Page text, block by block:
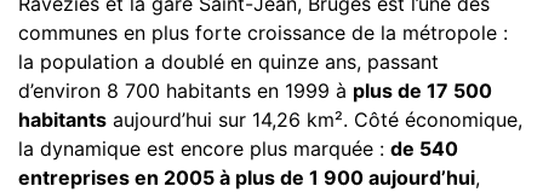
communes en plus forte croissance de la métropole :
la population a doublé en quinze ans, passant
d’environ 8 700 habitants en 1999 à plus de 17 500
habitants aujourd’hui sur 14,26 km². Côté économique,
la dynamique est encore plus marquée : de 540
entreprises en 2005 à plus de 1 900 aujourd’hui,